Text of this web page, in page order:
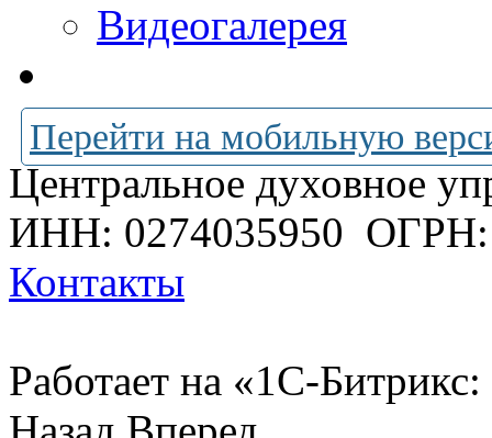
Видеогалерея
Перейти на мобильную
Центральное духовное
ИНН: 0274035950 ОГРН:
Контакты
Работает на «1С-